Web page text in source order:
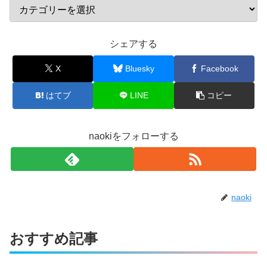
シェアする
X Bluesky Facebook
はてブ LINE コピー
naokiをフォローする
naoki
おすすめ記事